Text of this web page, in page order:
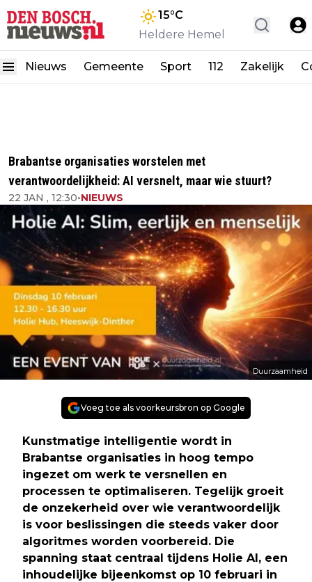
15°C
Heldere Hemel
Nieuws Gemeente Sport 112 Zakelijk
Brabantse organisaties worstelen met
verantwoordelijkheid: AI versnelt, maar wie stuurt?
22 JAN , 12:30•NIEUWS
Duurzaamheid
Voeg toe als voorkeursbron op Google
Kunstmatige intelligentie wordt in
Brabantse organisaties in hoog tempo
ingezet om werk te versnellen en
processen te optimaliseren. Tegelijk groeit
de onzekerheid over wie verantwoordelijk
is voor beslissingen die steeds vaker door
algoritmes worden voorbereid. Die
spanning staat centraal tijdens Holie AI, een
inhoudelijke bijeenkomst op 10 februari in